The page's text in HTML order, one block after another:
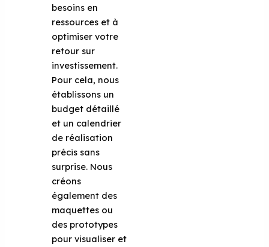
besoins en
ressources et à
optimiser votre
retour sur
investissement.
Pour cela, nous
établissons un
budget détaillé
et un calendrier
de réalisation
précis sans
surprise. Nous
créons
également des
maquettes ou
des prototypes
pour visualiser et